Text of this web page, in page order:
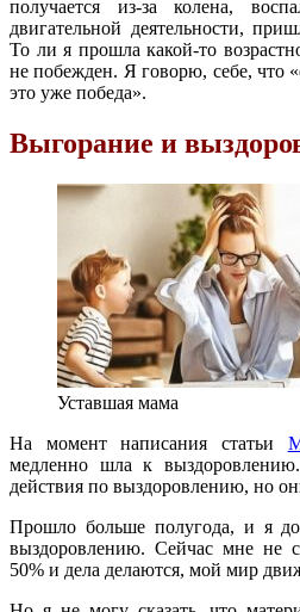
получается из-за колена,
двигательной деятельности,
То ли я прошла какой-то
не побежден. Я говорю, себе, что
это уже победа».
Выгорание и
Уставшая мама
На момент написания статьи
медленно шла к
действия по выздоровлению, но
Прошло больше полугода, и я
выздоровлению. Сейчас мне не
50% и дела делаются, мой мир